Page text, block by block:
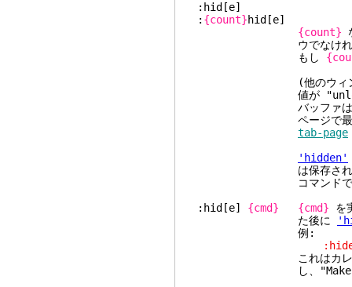
:hid[e]
: {count}hid[e]
{count}
ウでなければ、カレ
もし
(他のウィンドウが
値が "unload",
バッファは隠れ状態
ページで最後のウィ
tab-page
'hidden'
は保存されず、失われ
コマンドであ
:hid[e] {cmd} {cmd} を
た後に
例:
:hide edit
これはカレントバッフ
し、"Makefile"